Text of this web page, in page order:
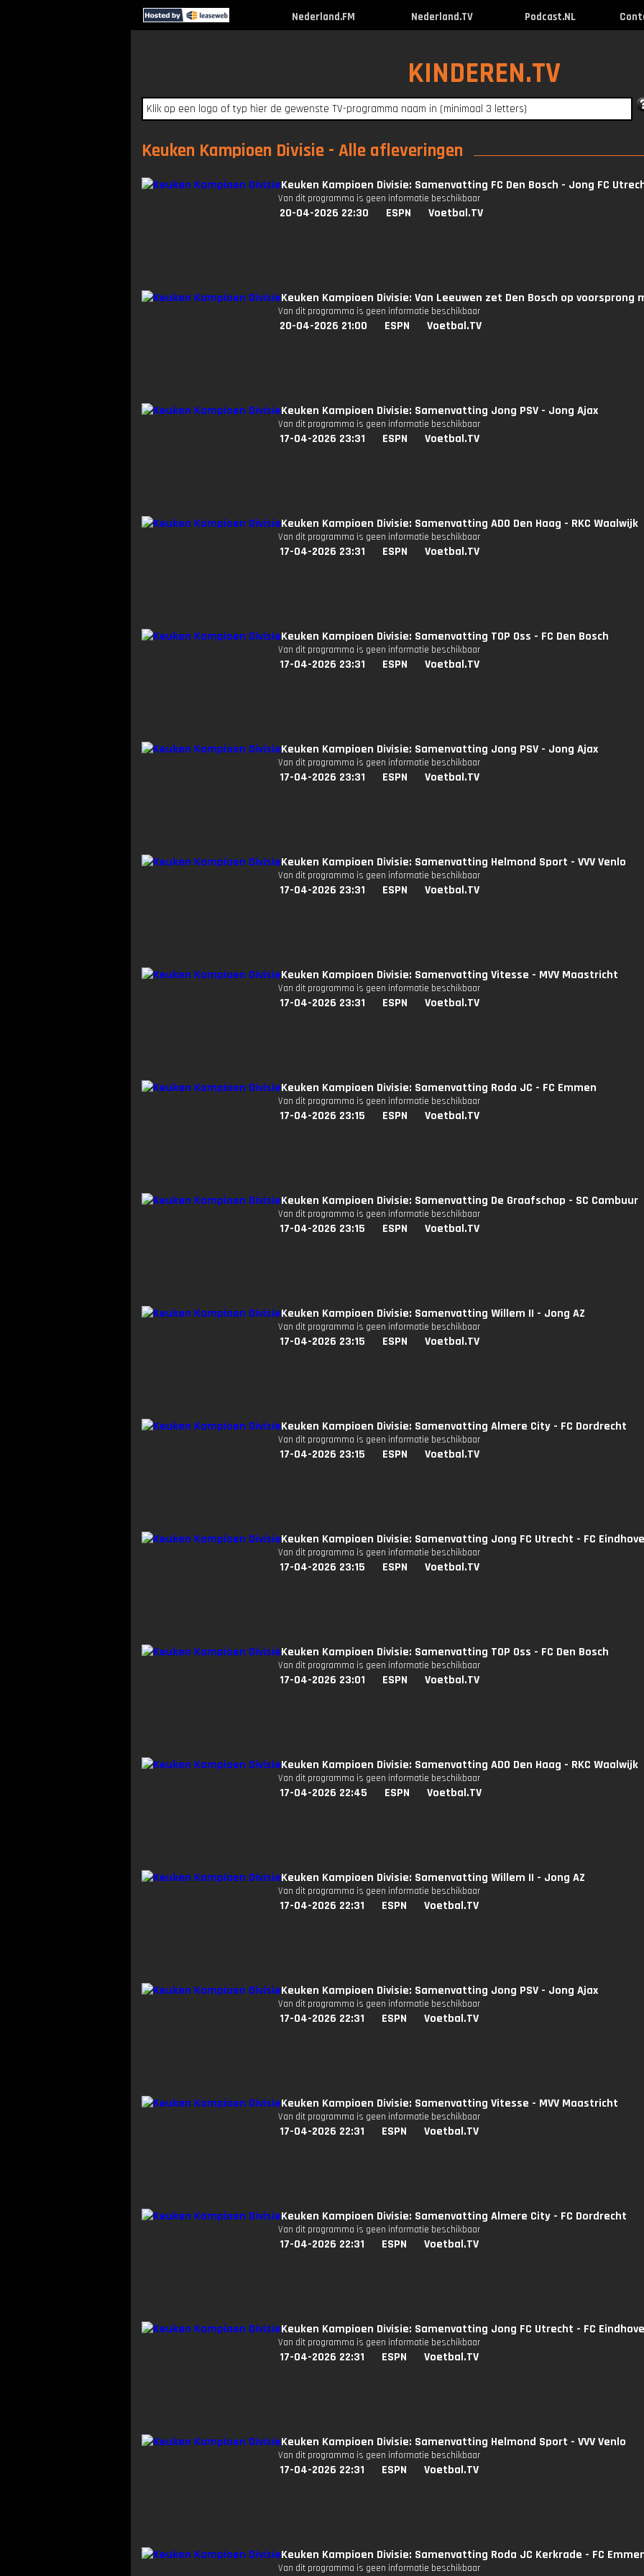
Nederland.FM Nederland.TV Podcast.NL
KINDEREN.TV
Keuken Kampioen Divisie - Alle afleveringen
Keuken Kampioen Divisie: Samenvatting FC Den Bosch - Jong FC
Van dit programma is geen informatie beschikbaar
20-04-2026 22:30 ESPN Voetbal.TV
Keuken Kampioen Divisie: Van Leeuwen zet Den Bosch op
Van dit programma is geen informatie beschikbaar
20-04-2026 21:00 ESPN Voetbal.TV
Keuken Kampioen Divisie: Samenvatting Jong PSV - Jong Ajax
Van dit programma is geen informatie beschikbaar
17-04-2026 23:31 ESPN Voetbal.TV
Keuken Kampioen Divisie: Samenvatting ADO Den Haag - RKC Waalwijk
Van dit programma is geen informatie beschikbaar
17-04-2026 23:31 ESPN Voetbal.TV
Keuken Kampioen Divisie: Samenvatting TOP Oss - FC Den Bosch
Van dit programma is geen informatie beschikbaar
17-04-2026 23:31 ESPN Voetbal.TV
Keuken Kampioen Divisie: Samenvatting Jong PSV - Jong Ajax
Van dit programma is geen informatie beschikbaar
17-04-2026 23:31 ESPN Voetbal.TV
Keuken Kampioen Divisie: Samenvatting Helmond Sport - VVV Venlo
Van dit programma is geen informatie beschikbaar
17-04-2026 23:31 ESPN Voetbal.TV
Keuken Kampioen Divisie: Samenvatting Vitesse - MVV Maastricht
Van dit programma is geen informatie beschikbaar
17-04-2026 23:31 ESPN Voetbal.TV
Keuken Kampioen Divisie: Samenvatting Roda JC - FC Emmen
Van dit programma is geen informatie beschikbaar
17-04-2026 23:15 ESPN Voetbal.TV
Keuken Kampioen Divisie: Samenvatting De Graafschap - SC Cambuur
Van dit programma is geen informatie beschikbaar
17-04-2026 23:15 ESPN Voetbal.TV
Keuken Kampioen Divisie: Samenvatting Willem II - Jong AZ
Van dit programma is geen informatie beschikbaar
17-04-2026 23:15 ESPN Voetbal.TV
Keuken Kampioen Divisie: Samenvatting Almere City - FC Dordrecht
Van dit programma is geen informatie beschikbaar
17-04-2026 23:15 ESPN Voetbal.TV
Keuken Kampioen Divisie: Samenvatting Jong FC Utrecht - FC
Van dit programma is geen informatie beschikbaar
17-04-2026 23:15 ESPN Voetbal.TV
Keuken Kampioen Divisie: Samenvatting TOP Oss - FC Den Bosch
Van dit programma is geen informatie beschikbaar
17-04-2026 23:01 ESPN Voetbal.TV
Keuken Kampioen Divisie: Samenvatting ADO Den Haag - RKC Waalwijk
Van dit programma is geen informatie beschikbaar
17-04-2026 22:45 ESPN Voetbal.TV
Keuken Kampioen Divisie: Samenvatting Willem II - Jong AZ
Van dit programma is geen informatie beschikbaar
17-04-2026 22:31 ESPN Voetbal.TV
Keuken Kampioen Divisie: Samenvatting Jong PSV - Jong Ajax
Van dit programma is geen informatie beschikbaar
17-04-2026 22:31 ESPN Voetbal.TV
Keuken Kampioen Divisie: Samenvatting Vitesse - MVV Maastricht
Van dit programma is geen informatie beschikbaar
17-04-2026 22:31 ESPN Voetbal.TV
Keuken Kampioen Divisie: Samenvatting Almere City - FC Dordrecht
Van dit programma is geen informatie beschikbaar
17-04-2026 22:31 ESPN Voetbal.TV
Keuken Kampioen Divisie: Samenvatting Jong FC Utrecht - FC
Van dit programma is geen informatie beschikbaar
17-04-2026 22:31 ESPN Voetbal.TV
Keuken Kampioen Divisie: Samenvatting Helmond Sport - VVV Venlo
Van dit programma is geen informatie beschikbaar
17-04-2026 22:31 ESPN Voetbal.TV
Keuken Kampioen Divisie: Samenvatting Roda JC Kerkrade - FC
Van dit programma is geen informatie beschikbaar